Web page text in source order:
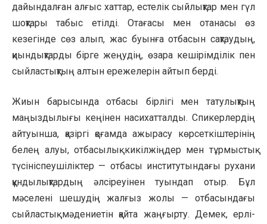
дайындалған алғыс хаттар, естелік сыйлықтар мен гүл
шоқтары табыс етілді. Отағасы мен отанасы өз
кезегінде сөз алып, жас буынға отбасын сақтаудың,
қиындықтарды бірге жеңудің, өзара кешірімділік пен
сыйластықтың алтын ережелерін айтып берді.
Жиын барысында отбасы бірлігі мен татулықтың
маңыздылығы кеңінен насихатталды. Спикерлердің
айтуынша, қазіргі қоғамда ажырасу көрсеткіштерінің
белең алуы, отбасылық кикілжіңдер мен тұрмыстық
түсініспеушіліктер — отбасы институтындағы рухани
құндылықтардың әлсіреуінен туындап отыр. Бұл
мәселені шешудің жалғыз жолы — отбасындағы
сыйластық мәдениетін қайта жаңғырту. Демек, ерлі-